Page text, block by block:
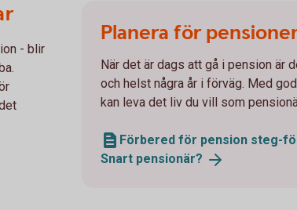
- blir
Planera för
När det är dags att gå i pension är
och helst några år i förväg. Med
kan leva det liv du vill som
Förbered för pension steg-
Snart pensionär?